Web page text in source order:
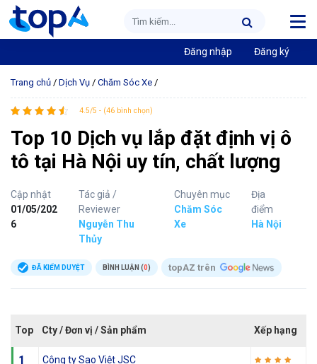
Đăng nhập Đăng ký
Trang chủ / Dịch Vụ / Chăm Sóc Xe /
4.5/5 - (46 bình chọn)
Top 10 Dịch vụ lắp đặt định vị ô
tô tại Hà Nội uy tín, chất lượng
Cập nhật
01/05/202
6
Tác giả /
Reviewer
Nguyễn Thu
Thủy
Chuyên mục
Chăm Sóc
Xe
Địa
điểm
Hà Nội
ĐÃ KIỂM DUYỆT BÌNH LUẬN (0) topAZ trên
Top Cty / Đơn vị / Sản phẩm Xếp hạng
1 Công ty Sao Việt JSC